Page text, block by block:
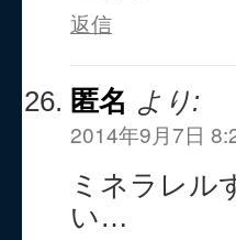
返信
匿名 より:
2014年9月7日
ミネラレル
い…